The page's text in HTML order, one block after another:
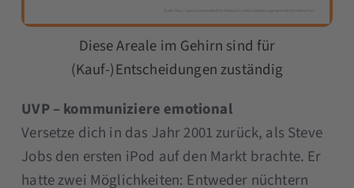
Diese Areale im Gehirn sind für
(Kauf-)Entscheidungen zuständig
UVP – kommuniziere emotional
Versetze dich in das Jahr 2001 zurück, als Steve
Jobs den ersten iPod auf den Markt brachte. Er
hatte zwei Möglichkeiten: Entweder nüchtern